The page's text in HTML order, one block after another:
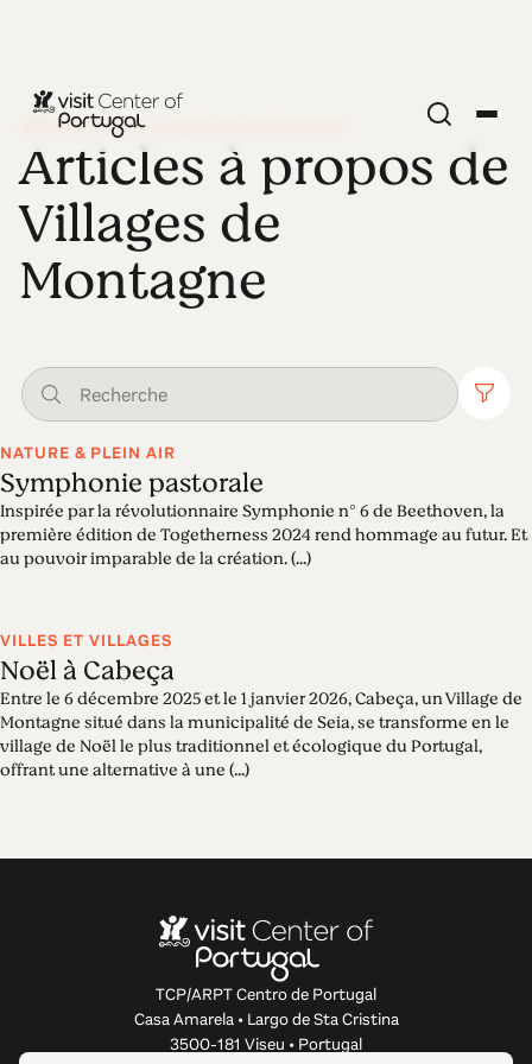
DÉCOUVRIR VILLAGES DE MONTAGNE
Articles à propos de
Villages de
Montagne
NATURE & PLEIN AIR
Symphonie pastorale
Inspirée par la révolutionnaire Symphonie n° 6 de Beethoven, la
première édition de Togetherness 2024 rend hommage au futur. Et
au pouvoir imparable de la création. (...)
VILLES ET VILLAGES
Noël à Cabeça
Entre le 6 décembre 2025 et le 1 janvier 2026, Cabeça, un Village de
Montagne situé dans la municipalité de Seia, se transforme en le
village de Noël le plus traditionnel et écologique du Portugal,
offrant une alternative à une (...)
TCP/ARPT Centro de Portugal
Casa Amarela • Largo de Sta Cristina
3500-181 Viseu • Portugal